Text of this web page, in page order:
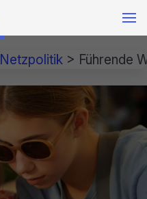
Netzpolitik > Führende